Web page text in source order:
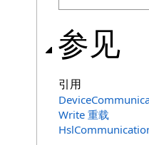
参见
引用
Write 重载